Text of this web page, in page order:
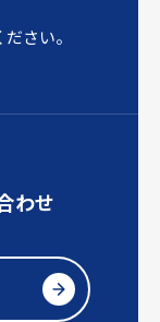
さい。
わせ